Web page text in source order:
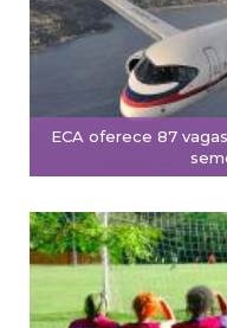
ECA oferece 87